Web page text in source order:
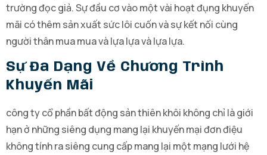
trường đọc giả. Sự đầu cơ vào một vài hoạt đụng khuyến
mãi có thêm sản xuất sức lôi cuốn và sự kết nối cùng
người thân mua mua và lựa lựa và lựa lựa.
Sự Đa Dạng Về Chương Trình
Khuyến Mãi
công ty cổ phần bất động sản thiên khôi không chỉ là giới
hạn ở những siêng dụng mang lại khuyến mại đơn điệu
không tính ra siêng cung cấp mang lại một mạng lưới hệ